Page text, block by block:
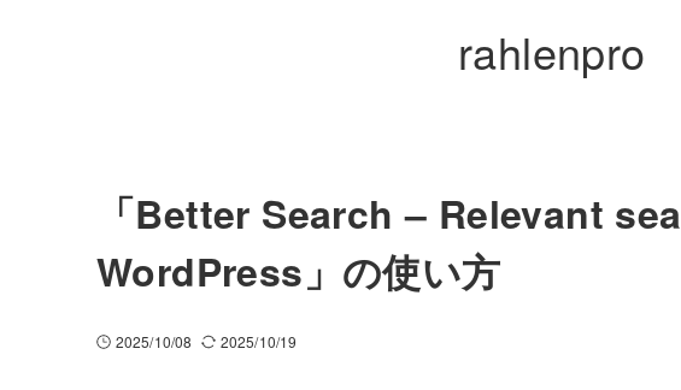
rahlenpro
「Better Search – Relevant
WordPress」の使い方
2025/10/08 2025/10/19